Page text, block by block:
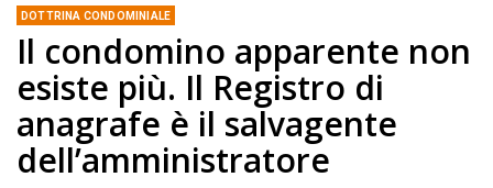
DOTTRINA CONDOMINIALE
Il condomino apparente non
esiste più. Il Registro di
anagrafe è il salvagente
dell’amministratore